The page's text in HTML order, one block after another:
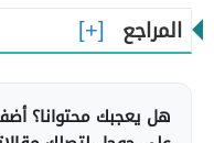
المراجع
هل يعجبك محتوانا؟